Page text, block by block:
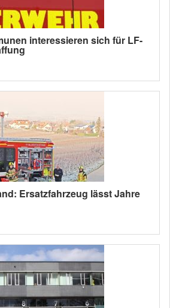
interessieren sich für LF-
Ersatzfahrzeug lässt Jahre